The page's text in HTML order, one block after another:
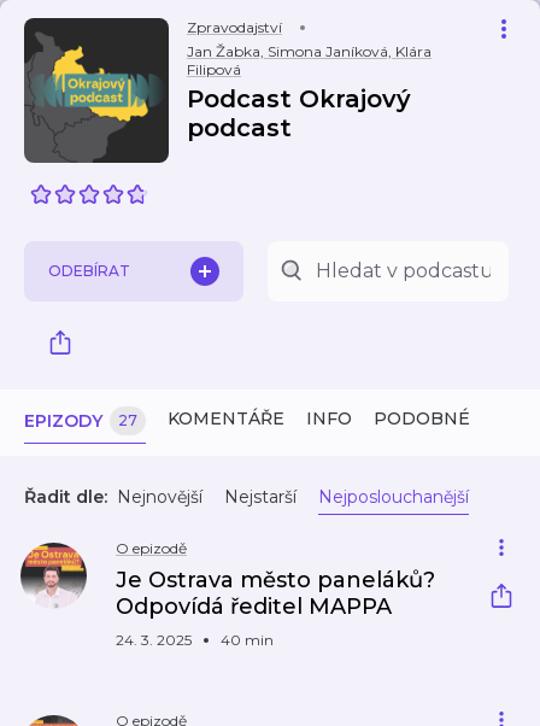
Zpravodajství
Jan Žabka, Simona Janíková, Klára
Filipová
Podcast Okrajový
podcast
ODEBÍRAT
EPIZODY 27 KOMENTÁŘE INFO PODOBNÉ
Řadit dle: Nejnovější Nejstarší Nejposlouchanější
O epizodě
Je Ostrava město paneláků?
Odpovídá ředitel MAPPA
24. 3. 2025 40 min
O epizodě